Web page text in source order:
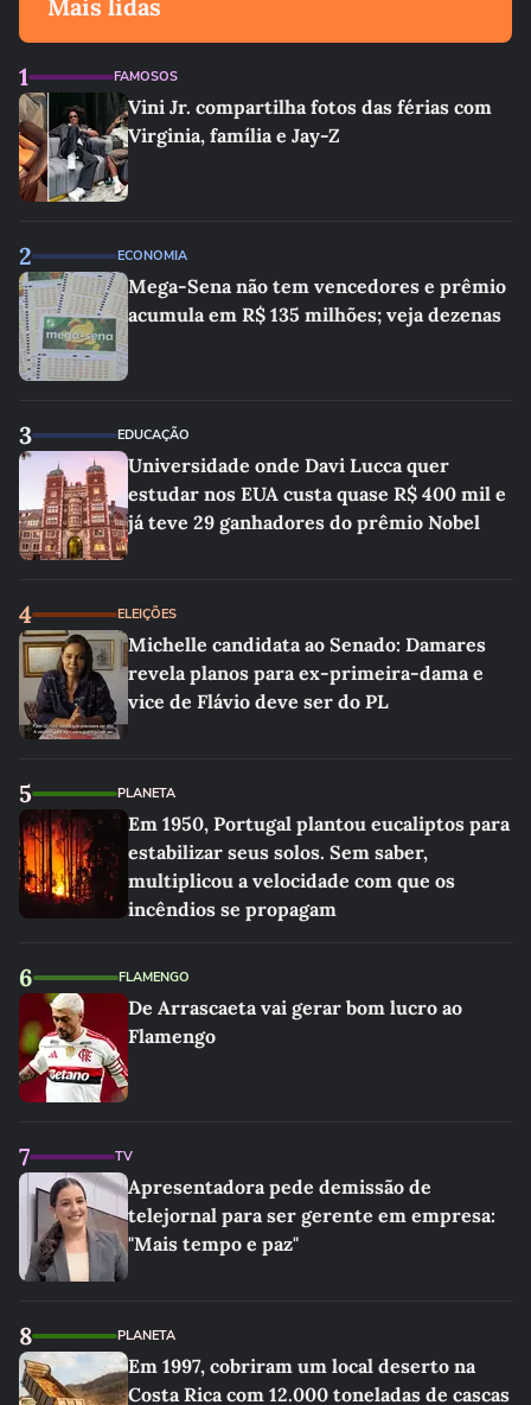
Mais lidas
1 FAMOSOS
Vini Jr. compartilha fotos das férias com
Virginia, família e Jay-Z
2 ECONOMIA
Mega-Sena não tem vencedores e prêmio
acumula em R$ 135 milhões; veja dezenas
3 EDUCAÇÃO
Universidade onde Davi Lucca quer
estudar nos EUA custa quase R$ 400 mil e
já teve 29 ganhadores do prêmio Nobel
4 ELEIÇÕES
Michelle candidata ao Senado: Damares
revela planos para ex-primeira-dama e
vice de Flávio deve ser do PL
5 PLANETA
Em 1950, Portugal plantou eucaliptos para
estabilizar seus solos. Sem saber,
multiplicou a velocidade com que os
incêndios se propagam
6 FLAMENGO
De Arrascaeta vai gerar bom lucro ao
Flamengo
7 TV
Apresentadora pede demissão de
telejornal para ser gerente em empresa:
"Mais tempo e paz"
8 PLANETA
Em 1997, cobriram um local deserto na
Costa Rica com 12.000 toneladas de cascas